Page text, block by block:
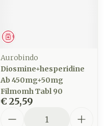
Geneesmiddel
Aurobindo
Diosmine+hesperidine
Ab 450mg+50mg
Filmomh Tabl 90
€ 25,59